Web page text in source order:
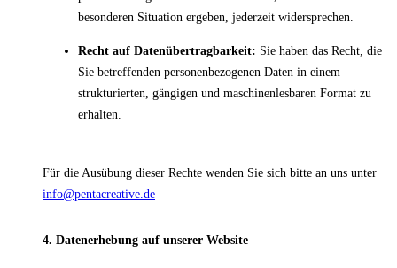
besonderen Situation ergeben, jederzeit widersprechen.
Recht auf Datenübertragbarkeit: Sie haben das Recht, die
Sie betreffenden personenbezogenen Daten in einem
strukturierten, gängigen und maschinenlesbaren Format zu
erhalten.
Für die Ausübung dieser Rechte wenden Sie sich bitte an uns unter
info@pentacreative.de
4. Datenerhebung auf unserer Website